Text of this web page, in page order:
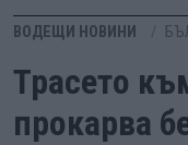
ВОДЕЩИ НОВИНИ
Трасето
прокарва